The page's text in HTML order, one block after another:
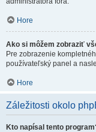
Hore
Ako si môžem zobraziť
Pre zobrazenie
používateľský panel a
Hore
Záležitosti okolo
Kto napísal tento